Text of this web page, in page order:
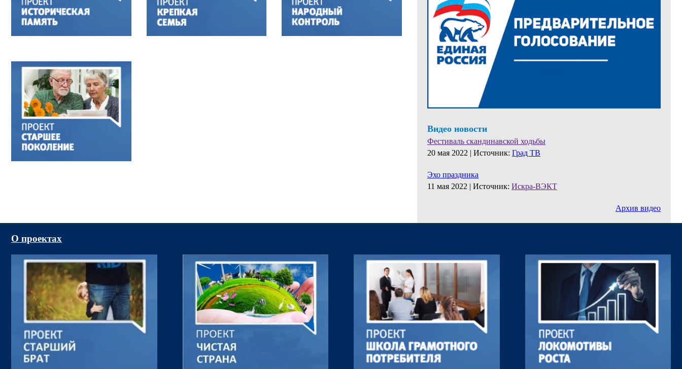
Видео новости
Фестиваль скандинавской ходьбы
20 мая 2022 | Источник: Град ТВ
Эхо праздника
11 мая 2022 | Источник: Искра-ВЭКТ
Архив видео
О проектах